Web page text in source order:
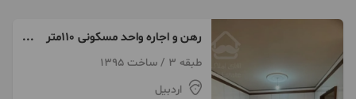
رهن و اجاره واحد مسکونی ۱۱۰متر
دو‌خواب(شهرک توحید)
طبقه 3 / ساخت 1395
اردبیل